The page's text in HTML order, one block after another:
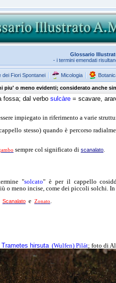
Glossario
- i termini emendati
dei Fiori Spontanei Micologia
piu' o meno evidenti; considerato anche
fossa; dal verbo sulcàre = scavare,
impiegato in riferimento a varie
stesso) quando è percorso
sempre col significato di scanalato.
"solcato" è per il cappello
o meno incise, come dei piccoli solchi.
Scanalato e Zonato.
Trametes hirsuta(Wulfen) Pilát; foto di